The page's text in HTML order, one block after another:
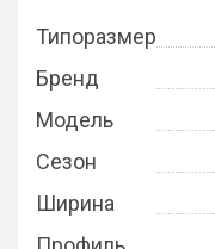
Типоразмер
Бренд
Модель
Сезон
Ширина